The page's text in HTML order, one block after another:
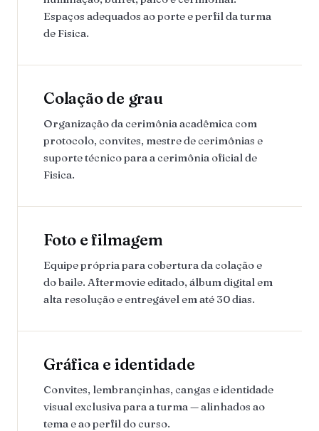
Espaços adequados ao porte e perfil da turma
de Fisica.
Colação de grau
Organização da cerimônia acadêmica com
protocolo, convites, mestre de cerimônias e
suporte técnico para a cerimônia oficial de
Fisica.
Foto e filmagem
Equipe própria para cobertura da colação e
do baile. Aftermovie editado, álbum digital em
alta resolução e entregável em até 30 dias.
Gráfica e identidade
Convites, lembrançinhas, cangas e identidade
visual exclusiva para a turma — alinhados ao
tema e ao perfil do curso.